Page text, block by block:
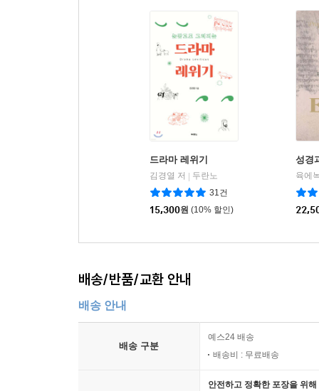
드라마 레위기
김경열 저
두란노
31건
15,300원 (10% 할인)
성경
육에
배송/반품/교환 안내
배송 안내
배송 구분
예스24 배송
배송비 : 무료배송
안전하고 정확한 포장을 위